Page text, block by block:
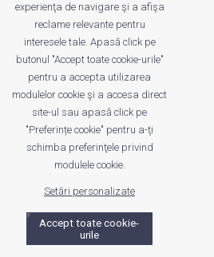
© UrbanKID. Proiect dezvoltat
Dragomirescu. Temă WordPress:
ShortPixel
experienţa de navigare şi a afişa
reclame relevante pentru
interesele tale. Apasă click pe
butonul "Accept toate cookie-urile"
pentru a accepta utilizarea
modulelor cookie şi a accesa direct
site-ul sau apasă click pe
"Preferințe cookie" pentru a-ţi
schimba preferinţele privind
modulele cookie.
Setări personalizate
Accept toate cookie-
urile